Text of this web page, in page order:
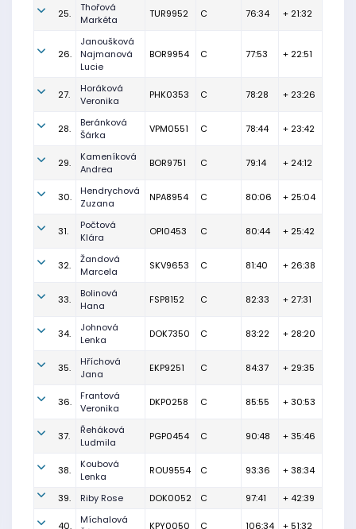
25.
Thořová
Markéta
TUR9952 C 76:34 + 21:32
26.
Janoušková
Najmanová
Lucie
BOR9954 C 77:53 + 22:51
27.
Horáková
Veronika
PHK0353 C 78:28 + 23:26
28.
Beránková
Šárka
VPM0551 C 78:44 + 23:42
29.
Kameníková
Andrea
BOR9751 C 79:14 + 24:12
30.
Hendrychová
Zuzana
NPA8954 C 80:06 + 25:04
31.
Počtová
Klára
OPI0453 C 80:44 + 25:42
32.
Žandová
Marcela
SKV9653 C 81:40 + 26:38
33.
Bolinová
Hana
FSP8152 C 82:33 + 27:31
34.
Johnová
Lenka
DOK7350 C 83:22 + 28:20
35.
Hříchová
Jana
EKP9251 C 84:37 + 29:35
36.
Frantová
Veronika
DKP0258 C 85:55 + 30:53
37.
Řeháková
Ludmila
PGP0454 C 90:48 + 35:46
38.
Koubová
Lenka
ROU9554 C 93:36 + 38:34
39. Riby Rose DOK0052 C 97:41 + 42:39
40.
Míchalová
KPY0050 C 106:34 + 51:32